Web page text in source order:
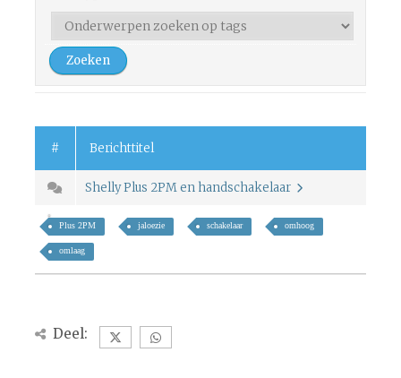
# Berichttitel
Shelly Plus 2PM en handschakelaar
Plus 2PM jaloezie schakelaar omhoog
omlaag
Deel: